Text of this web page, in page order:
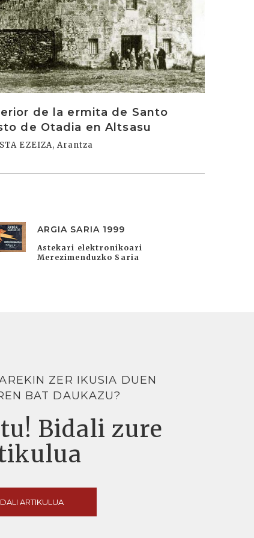
de la ermita de Santo
de Otadia en Altsasu
EZEIZA, Arantza
ARGIA SARIA 1999
Astekari elektronikoari
Merezimenduzko Saria
ZER IKUSIA DUEN
BAT DAUKAZU?
Bidali zure
ARTIKULUA